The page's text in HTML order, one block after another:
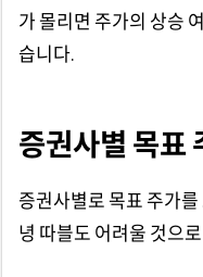
가 몰리면 주가의 상승
습니다.
증권사별 목표
증권사별로 목표 주가
녕 따블도 어려울 것으